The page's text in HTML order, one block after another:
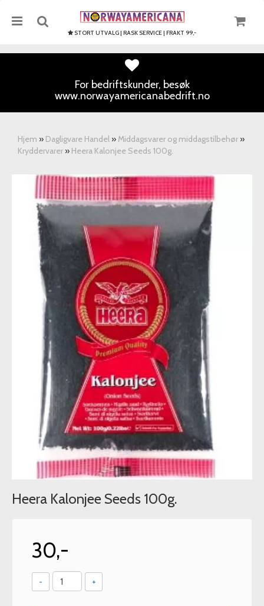
STORT UTVALG | RASK SERVICE | FRAKT 99,-
For bedriftskunder, besøk
www.norwayamericanabedrift.no
Hjem » Dagligvare Handel » Middagsvarer og middagstilbehør »
Kryddervarer » Heera Kalonjee Seeds 100g.
Heera Kalonjee Seeds 100g.
30,-
- +